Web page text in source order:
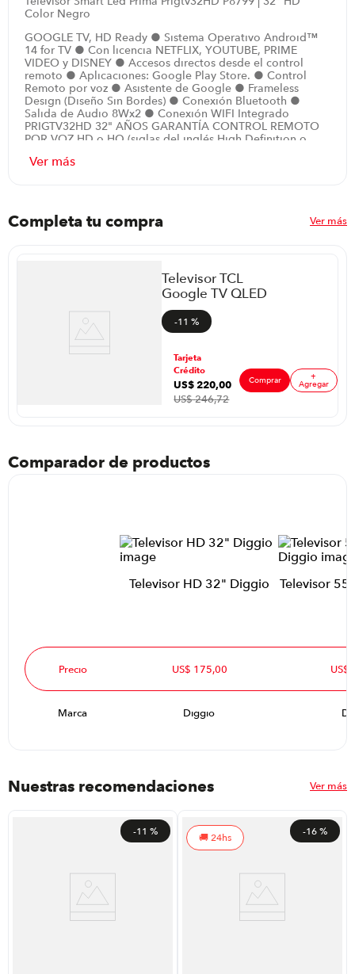
Color Negro
GOOGLE TV, HD Ready ● Sistema Operativo Android™
14 for TV ● Con licencia NETFLIX, YOUTUBE, PRIME
VIDEO y DISNEY ● Accesos directos desde el control
remoto ● Aplicaciones: Google Play Store. ● Control
Remoto por voz ● Asistente de Google ● Frameless
Design (Diseño Sin Bordes) ● Conexión Bluetooth ●
Salida de Audio 8Wx2 ● Conexión WIFI Integrado
PRIGTV32HD 32" AÑOS GARANTÍA CONTROL REMOTO
POR VOZ HD o HQ (siglas del inglés High Definition o
vídeo o sonido con mayor resolución que la definición
Salida Óptica ● 1 Salida de audífono ● 1 Entrada de
video ● 1.5 GB de RAM y 8 GB de Almacenamiento ●
cuadros: 60Hz ● Función GRABA canales digitales Con
licencia ● Tamaño de empaque:(cm) 79.3x11.7x48.7 ●
Peso producto: 3.7 kg ● Peso con empaque: 4.8 kg
Garantía: 12 meses
Completa tu compra Ver más
Televisor TCL
Google TV QLED
32" FHD 32S5K
P88587 | Color
Negro
-11 %
Tarjeta
Crédito
US$ 220,00
US$246,72
Comprar +
Agregar
Comparador de productos
Televisor HD 32" Diggio Televisor
Precio US$ 175,00 US$
Marca Diggio
Nuestras recomendaciones Ver más
-11 % -16 %
24hs